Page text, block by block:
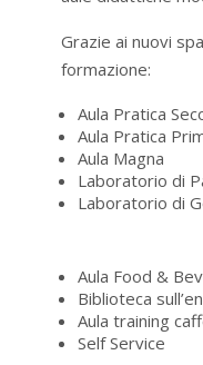
Grazie ai nuovi
formazione:
Aula Pratica
Aula Pratica
Aula Magna
Laboratorio di
Laboratorio di
Aula Food &
Biblioteca
Aula training
Self Service